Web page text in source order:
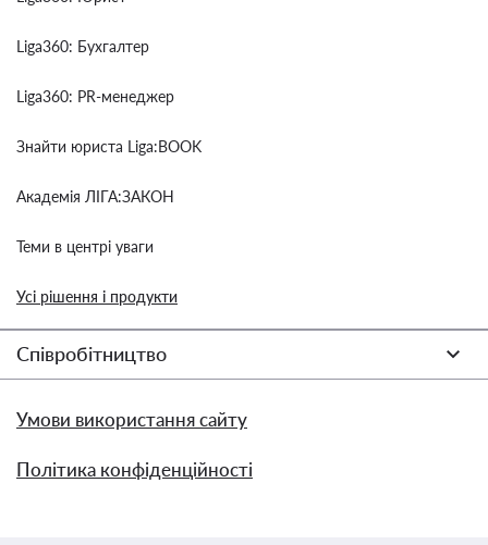
Liga360: Бухгалтер
Liga360: PR-менеджер
Знайти юриста Liga:BOOK
Академія ЛІГА:ЗАКОН
Теми в центрі уваги
Усі рішення і продукти
Співробітництво
Умови використання сайту
Політика конфіденційності